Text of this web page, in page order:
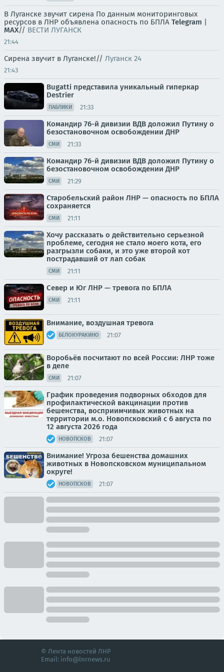
В Луганске звучит сирена По данным мониторинговых
ресурсов в ЛНР объявлена опасность по БПЛА Telegram |
MAX// ВЕСТИ ЛУГАНСК
21:44
Сирена звучит в Луганске!// Луганск 24
21:43
Bugatti представила уникальный гиперкар
Destrier
ПАБЛИКИ 21:33
Командир 76-й дивизии ВДВ доложил Путину о
безостановочном освобождении ДНР
СМИ 21:33
Командир 76-й дивизии ВДВ доложил Путину о
безостановочном освобождении ДНР
СМИ 21:29
Старобельский район ЛНР — опасность по БПЛА
сохраняется
СМИ 21:11
Хочу рассказать о действительно серьезной
проблеме, сегодня не стало моего кота, его
разгрызли собаки, и это уже второй кот
пострадавший от лап собак
СМИ 21:11
Север и Юг ЛНР — тревога по БПЛА
СМИ 21:11
Внимание, воздушная тревога
БЕЛОКУРАКИНО 21:07
Воробьёв посчитают по всей России: ЛНР тоже
в деле
СМИ 21:07
График проведения подворных обходов для
профилактической вакцинации против
бешенства, восприимчивых животных на
территории м.о. Новопсковский с 6 августа по
12 августа 2026 года
НОВОПСКОВ 21:07
Внимание! Угроза бешенства домашних
животных в Новопсковском муниципальном
округе!
НОВОПСКОВ 21:07
© Лента новостей ЛНР
Email: info@lnrnews.ru